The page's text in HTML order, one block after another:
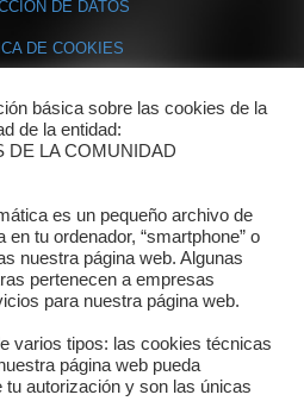
DE DATOS
DE COOKIES
estamos
departamentos
Horario
de contacto
básica sobre las cookies de la
de la entidad:
DE LA COMUNIDAD
es un pequeño archivo de
tu ordenador, “smartphone” o
nuestra página web. Algunas
pertenecen a empresas
para nuestra página web.
varios tipos: las cookies técnicas
página web pueda
tu autorización y son las únicas